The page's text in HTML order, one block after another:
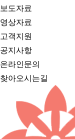
보도자료
영상자료
고객지원
공지사항
온라인문의
찾아오시는길